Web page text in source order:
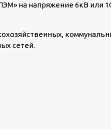
на напряжение 6кВ или
сетей.
пос. Шиловка